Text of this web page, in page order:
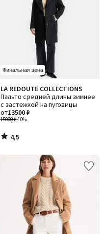
Финальная цена
LA REDOUTE COLLECTIONS
Пальто средней длины зимнее
с застежкой на пуговицы
15000 ₽-10%
от13500 ₽
4,5
/ 5
4,5
/